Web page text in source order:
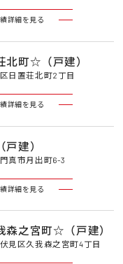
詳細を見る
町☆（戸建）
日置荘北町2丁目
詳細を見る
建）
真市月出町6-3
詳細を見る
之宮町☆（戸建）
見区久我森之宮町4丁目